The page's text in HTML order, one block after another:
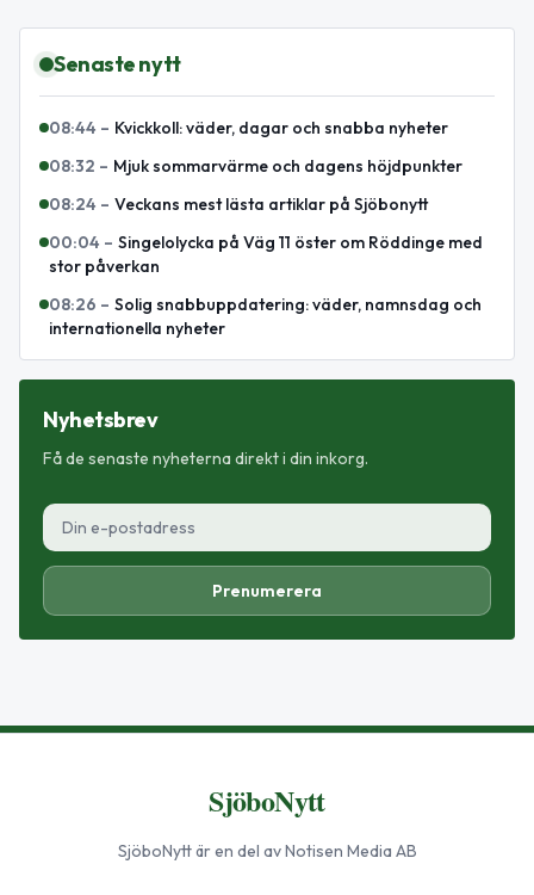
Senaste nytt
08:44 – Kvickkoll: väder, dagar och snabba nyheter
08:32 – Mjuk sommarvärme och dagens höjdpunkter
08:24 – Veckans mest lästa artiklar på Sjöbonytt
00:04 – Singelolycka på Väg 11 öster om Röddinge med
stor påverkan
08:26 – Solig snabbuppdatering: väder, namnsdag och
internationella nyheter
Nyhetsbrev
Få de senaste nyheterna direkt i din inkorg.
Prenumerera
SjöboNytt
SjöboNyttär en del av Notisen Media AB